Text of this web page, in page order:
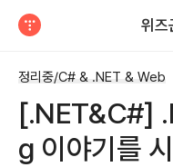
위즈
정리중/C# & .NET & Web
[.NET&C#]
g 이야기를